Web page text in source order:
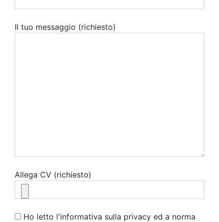
Il tuo messaggio (richiesto)
Allega CV (richiesto)
Ho letto l'informativa sulla privacy ed a norma